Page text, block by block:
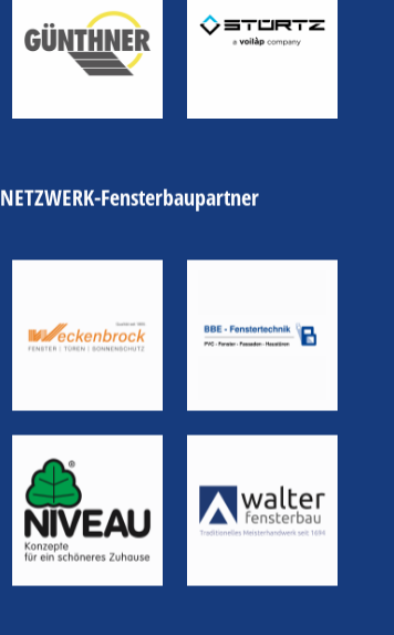
NETZWERK-Fensterbaupartner